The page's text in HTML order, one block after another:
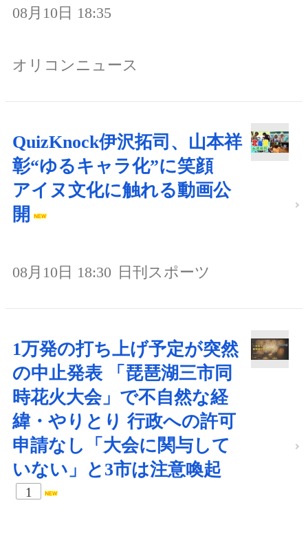
08月10日 18:35
オリコンニュース
QuizKnock伊沢拓司、山本祥
彰“ゆるキャラ化”に笑顔
アイヌ文化に触れる動画公
開
08月10日 18:30 日刊スポーツ
1万発の打ち上げ予定が突然
の中止発表 「琵琶湖三市同
時花火大会」で不自然な経
緯・やりとり 行政への許可
申請なし「大会に関与して
いない」と3市は注意喚起
1